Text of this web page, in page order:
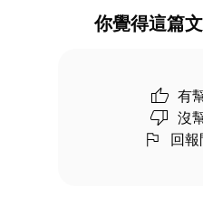
你覺得這篇
有
沒
回報